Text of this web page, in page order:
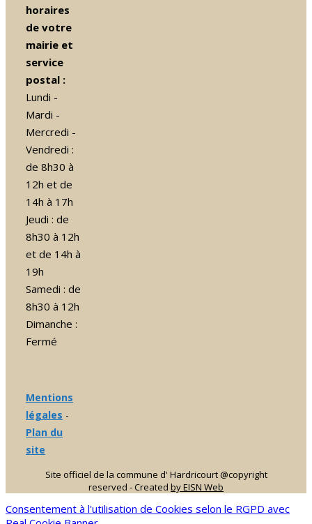
horaires
de votre
mairie et
service
postal :
Lundi -
Mardi -
Mercredi -
Vendredi :
de 8h30 à
12h et de
14h à 17h
Jeudi : de
8h30 à 12h
et de 14h à
19h
Samedi : de
8h30 à 12h
Dimanche :
Fermé
Mentions
légales -
Plan du
site
Site officiel de la commune d' Hardricourt @copyright
reserved - Created by EISN Web
Consentement à l'utilisation de Cookies selon le RGPD avec